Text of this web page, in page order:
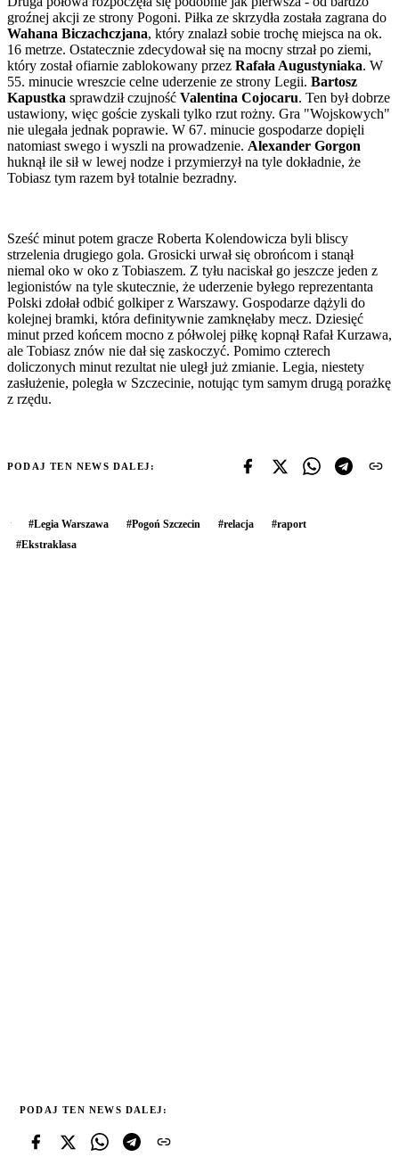
groźnej akcji ze strony Pogoni. Piłka ze skrzydła została zagrana do
Wahana Biczachczjana, który znalazł sobie trochę miejsca na ok.
16 metrze. Ostatecznie zdecydował się na mocny strzał po ziemi,
który został ofiarnie zablokowany przez Rafała Augustyniaka. W
55. minucie wreszcie celne uderzenie ze strony Legii. Bartosz
Kapustka sprawdził czujność Valentina Cojocaru. Ten był dobrze
ustawiony, więc goście zyskali tylko rzut rożny. Gra "Wojskowych"
nie ulegała jednak poprawie. W 67. minucie gospodarze dopięli
natomiast swego i wyszli na prowadzenie. Alexander Gorgon
huknął ile sił w lewej nodze i przymierzył na tyle dokładnie, że
Tobiasz tym razem był totalnie bezradny.
Sześć minut potem gracze Roberta Kolendowicza byli bliscy
strzelenia drugiego gola. Grosicki urwał się obrońcom i stanął
niemal oko w oko z Tobiaszem. Z tyłu naciskał go jeszcze jeden z
legionistów na tyle skutecznie, że uderzenie byłego reprezentanta
Polski zdołał odbić golkiper z Warszawy. Gospodarze dążyli do
kolejnej bramki, która definitywnie zamknęłaby mecz. Dziesięć
minut przed końcem mocno z półwolej piłkę kopnął Rafał Kurzawa,
ale Tobiasz znów nie dał się zaskoczyć. Pomimo czterech
doliczonych minut rezultat nie uległ już zmianie. Legia, niestety
zasłużenie, poległa w Szczecinie, notując tym samym drugą porażkę
z rzędu.
PODAJ TEN NEWS DALEJ:
#Legia Warszawa #Pogoń Szczecin #relacja #raport
#Ekstraklasa
PODAJ TEN NEWS DALEJ: